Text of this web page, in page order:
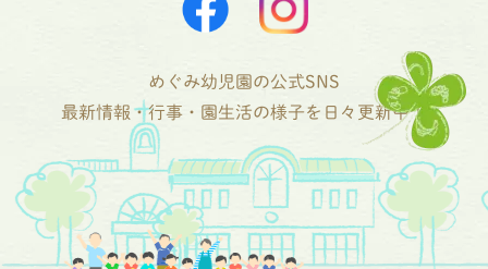
めぐみ幼児園の公式SNS
最新情報・行事・園生活の様子を日々更新中！